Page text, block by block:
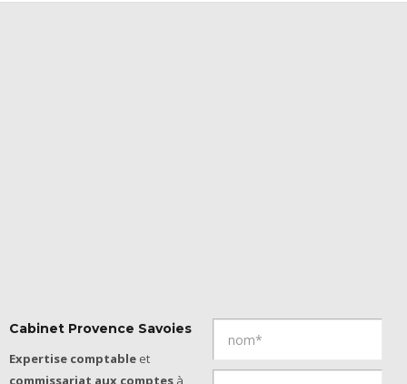
Cabinet Provence Savoies
Expertise comptable et
commissariat aux comptes à